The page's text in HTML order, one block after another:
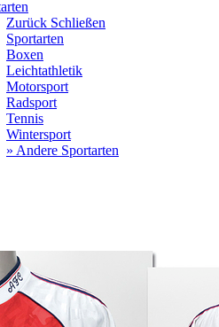
Zurück Schließen
Sportarten
Boxen
Leichtathletik
Motorsport
Radsport
Tennis
Wintersport
» Andere Sportarten